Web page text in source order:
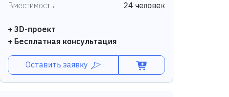
Вместимость: 24 человек
+ 3D-проект
+ Бесплатная консультация
Оставить заявку